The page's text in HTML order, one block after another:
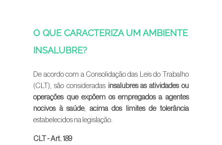
O QUE CARACTERIZA UM AMBIENTE
INSALUBRE?
De acordo com a Consolidação das Leis do Trabalho
(CLT), são consideradasinsalubres as atividades ou
operações que expõem os empregados a agentes
nocivos à saúde, acima dos limites de tolerância
estabelecidos na legislação.
CLT - Art. 189